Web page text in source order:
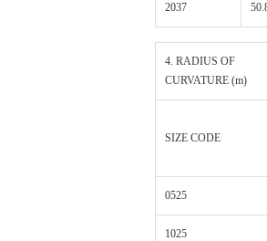
2037
4. RADIUS OF
CURVATURE (m)
SIZE CODE
0525
1025